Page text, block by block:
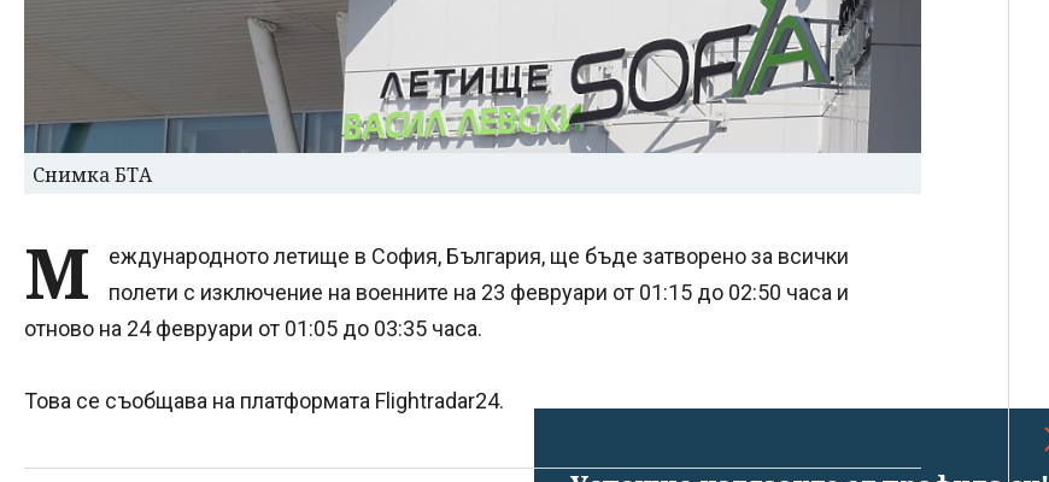
Снимка БТА
М
еждународното летище в София, България, ще бъде затворено за всички
полети с изключение на военните на 23 февруари от 01:15 до 02:50 часа и
отново на 24 февруари от 01:05 до 03:35 часа.
Това се съобщава на платформата Flightradar24.